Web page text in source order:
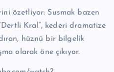
özetliyor: Susmak bazen
Kral”, kederi dramatize
hüznü bir bilgelik
olarak öne çıkıyor.